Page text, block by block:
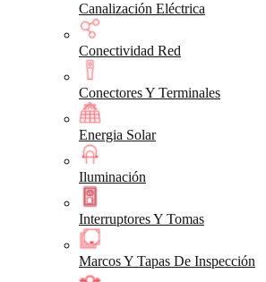
Canalización Eléctrica
Conectividad Red
Conectores Y Terminales
Energia Solar
Iluminación
Interruptores Y Tomas
Marcos Y Tapas De Inspección